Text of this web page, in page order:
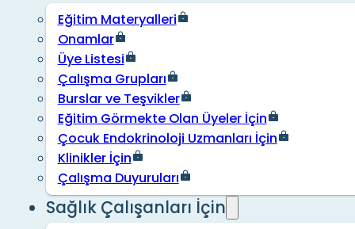
Eğitim Materyalleri
Onamlar
Üye Listesi
Çalışma Grupları
Burslar ve Teşvikler
Eğitim Görmekte Olan Üyeler İçin
Çocuk Endokrinoloji Uzmanları İçin
Klinikler İçin
Çalışma Duyuruları
Sağlık Çalışanları İçin